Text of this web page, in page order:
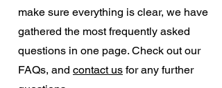
make sure everything is clear, we have
gathered the most frequently asked
questions in one page. Check out our
FAQs, and contact us for any further